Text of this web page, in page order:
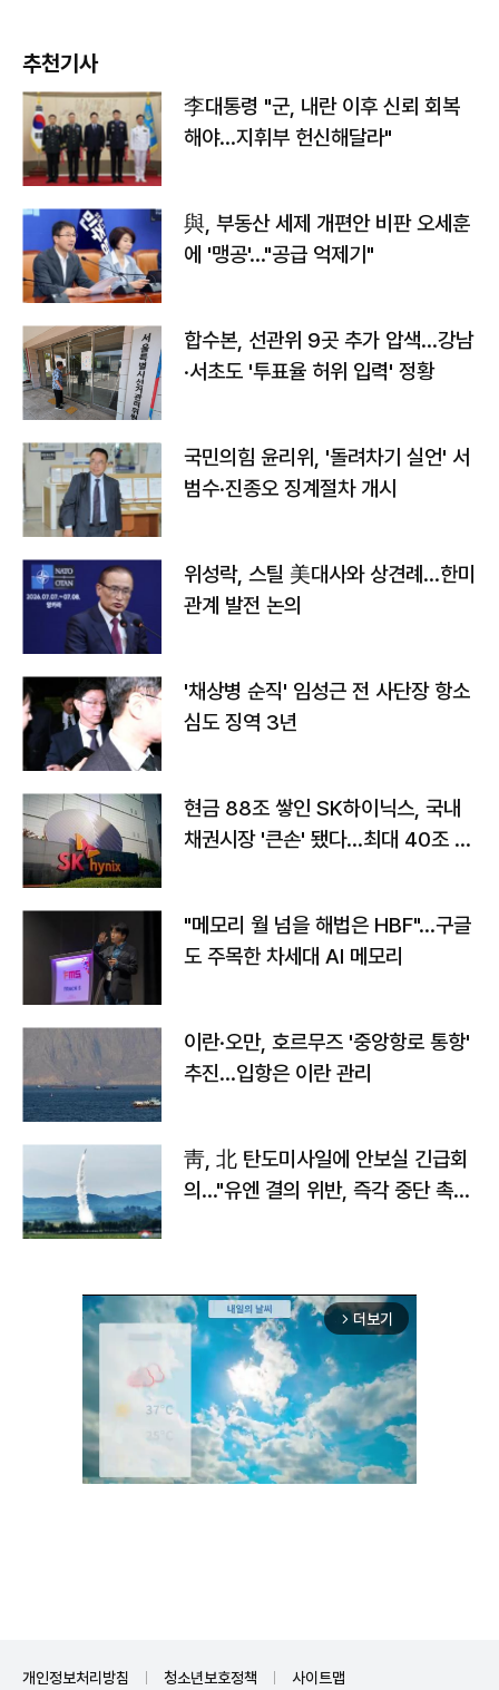
추천기사
李대통령 "군, 내란 이후 신뢰 회복
해야…지휘부 헌신해달라"
與, 부동산 세제 개편안 비판 오세훈
에 '맹공'…"공급 억제기"
합수본, 선관위 9곳 추가 압색…강남
·서초도 '투표율 허위 입력' 정황
국민의힘 윤리위, '돌려차기 실언' 서
범수·진종오 징계절차 개시
위성락, 스틸 美대사와 상견례…한미
관계 발전 논의
'채상병 순직' 임성근 전 사단장 항소
심도 징역 3년
현금 88조 쌓인 SK하이닉스, 국내
채권시장 '큰손' 됐다…최대 40조 투
"메모리 월 넘을 해법은 HBF"…구글
도 주목한 차세대 AI 메모리
이란·오만, 호르무즈 '중앙항로 통항'
추진…입항은 이란 관리
靑, 北 탄도미사일에 안보실 긴급회
의…"유엔 결의 위반, 즉각 중단 촉
arrow_forward_ios 더보기
개인정보처리방침 청소년보호정책 사이트맵